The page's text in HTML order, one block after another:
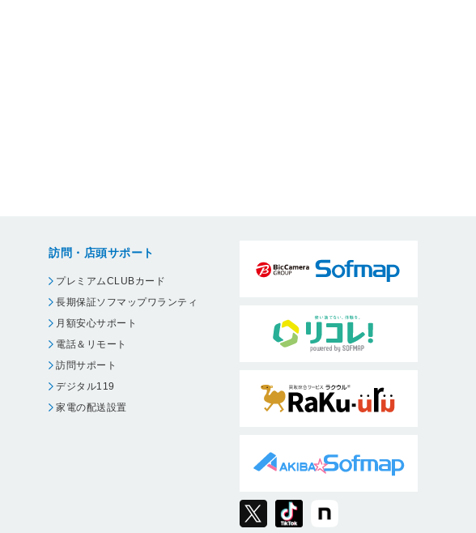
訪問・店頭サポート
プレミアムCLUBカード
長期保証ソフマップワランティ
月額安心サポート
電話＆リモート
訪問サポート
デジタル119
家電の配送設置